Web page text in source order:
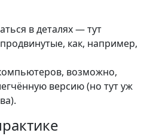
в деталях — тут
как, например,
возможно,
версию (но тут уж